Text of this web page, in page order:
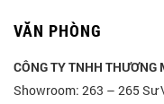
VĂN PHÒNG
CÔNG TY TNHH THƯƠNG
Showroom: 263 – 265 Sư